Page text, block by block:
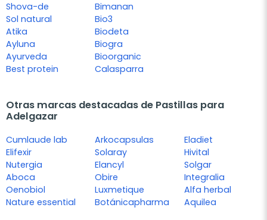
Shova-de
Sol natural
Atika
Ayluna
Ayurveda
Best protein
Bimanan
Bio3
Biodeta
Biogra
Bioorganic
Calasparra
Otras marcas destacadas de Pastillas para
Adelgazar
Cumlaude lab
Elifexir
Nutergia
Aboca
Oenobiol
Nature essential
Arkocapsulas
Solaray
Elancyl
Obire
Luxmetique
Botánicapharma
Eladiet
Hivital
Solgar
Integralia
Alfa herbal
Aquilea